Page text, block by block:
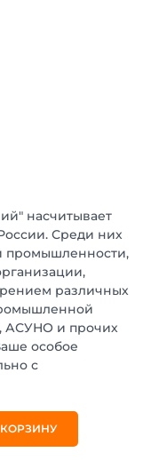
насчитывает
Среди них
промышленности,
различных
АСУНО и прочих
особое
с